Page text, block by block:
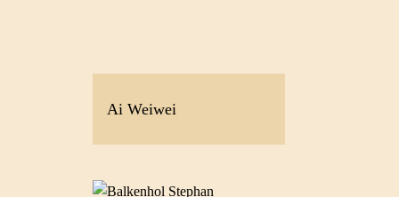
Ai Weiwei